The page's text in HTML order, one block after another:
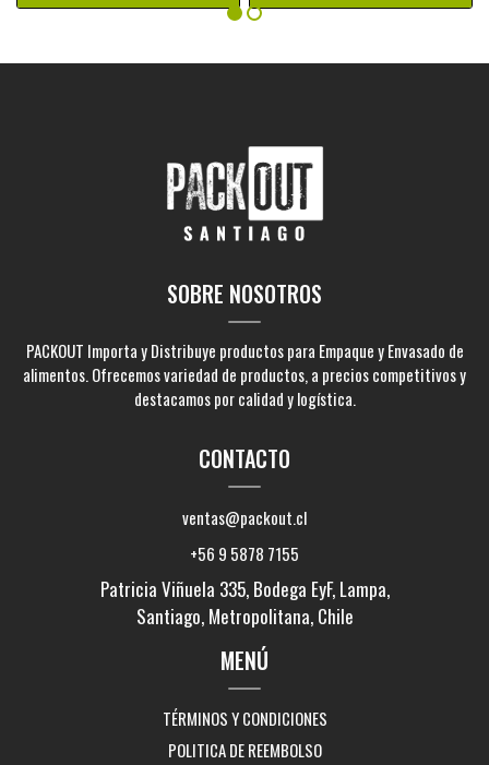
SOBRE NOSOTROS
PACKOUT Importa y Distribuye productos para Empaque y Envasado de
alimentos. Ofrecemos variedad de productos, a precios competitivos y
destacamos por calidad y logística.
CONTACTO
ventas@packout.cl
+56 9 5878 7155
Patricia Viñuela 335, Bodega EyF, Lampa,
Santiago, Metropolitana, Chile
MENÚ
TÉRMINOS Y CONDICIONES
POLITICA DE REEMBOLSO